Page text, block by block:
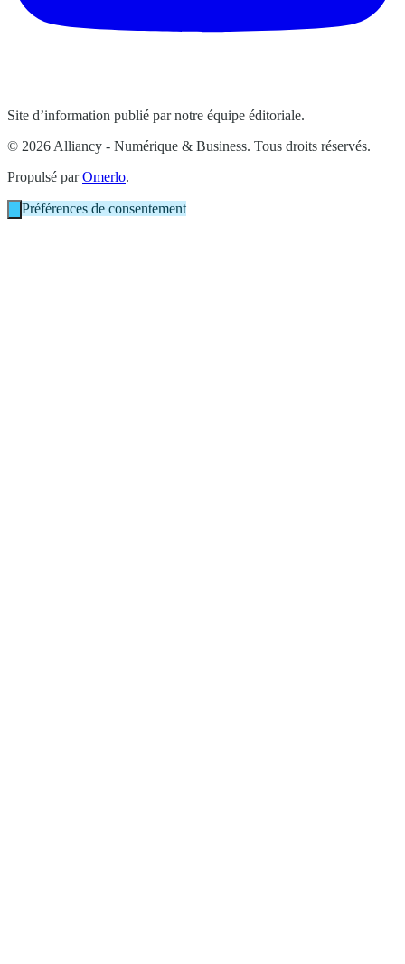
Site d’information publié par notre équipe éditoriale.
© 2026 Alliancy - Numérique & Business. Tous droits réservés.
Propulsé parOmerlo.
Préférences de consentement